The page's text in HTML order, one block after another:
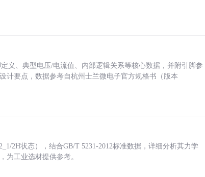
义、典型电压/电流值、内部逻辑关系等核心数据，并附引脚参
计要点，数据参考自杭州士兰微电子官方规格书（版本
2H状态），结合GB/T 5231-2012标准数据，详细分析其力学
为工业选材提供参考。